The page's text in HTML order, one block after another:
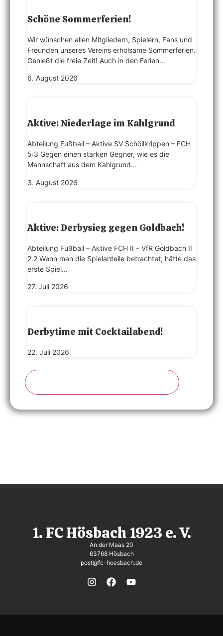
Schöne Sommerferien!
Wir wünschen allen Mitgliedern, Spielern, Fans und
Freunden unseres Vereins erholsame Sommerferien.
Genießt die freie Zeit! Auch in den Ferien...
6. August 2026
Aktive: Niederlage im Kahlgrund
Abteilung Fußball – Aktive SV Schöllkrippen – FCH
5:3 Gegen einen starken Gegner, wie es die
Mannschaft aus dem Kahlgrund...
3. August 2026
Aktive: Derbysieg gegen Goldbach!
Abteilung Fußball – Aktive FCH II – VfR Goldbach II
2.2 Wenn man die Spielanteile betrachtet, hätte das
erste Spiel...
27. Juli 2026
Derbytime mit Cocktailabend!
22. Juli 2026
1. FC Hösbach 1923 e. V.
An der Maas 20
63768 Hösbach
post@fc-hoesbach.de